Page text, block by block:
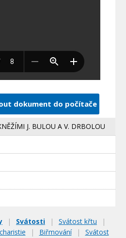
dokument do počítače
J. BULOU A V. DRBOLOU
| Svátosti | Svátost křtu
|
| Biřmování | Svátost